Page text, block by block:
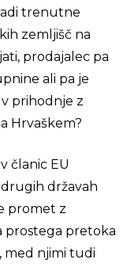
trenutne
zemljišč na
prodajalec pa
ali pa je
prihodnje z
Hrvaškem?
članic EU
državah
promet z
prostega pretoka
med njimi tudi